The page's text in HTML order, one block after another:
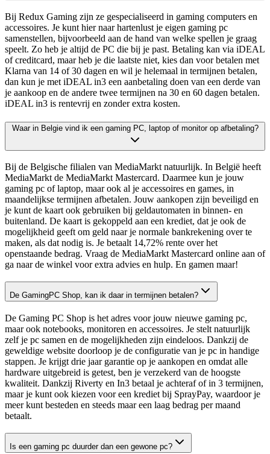
Bij Redux Gaming zijn ze gespecialiseerd in gaming computers en
accessoires. Je kunt hier naar hartenlust je eigen gaming pc
samenstellen, bijvoorbeeld aan de hand van welke spellen je graag
speelt. Zo heb je altijd de PC die bij je past. Betaling kan via iDEAL
of creditcard, maar heb je die laatste niet, kies dan voor betalen met
Klarna van 14 of 30 dagen en wil je helemaal in termijnen betalen,
dan kun je met iDEAL in3 een aanbetaling doen van een derde van
je aankoop en de andere twee termijnen na 30 en 60 dagen betalen.
iDEAL in3 is rentevrij en zonder extra kosten.
Waar in Belgie vind ik een gaming PC, laptop of monitor op afbetaling?
Bij de Belgische filialen van MediaMarkt natuurlijk. In België heeft
MediaMarkt de MediaMarkt Mastercard. Daarmee kun je jouw
gaming pc of laptop, maar ook al je accessoires en games, in
maandelijkse termijnen afbetalen. Jouw aankopen zijn beveiligd en
je kunt de kaart ook gebruiken bij geldautomaten in binnen- en
buitenland. De kaart is gekoppeld aan een krediet, dat je ook de
mogelijkheid geeft om geld naar je normale bankrekening over te
maken, als dat nodig is. Je betaalt 14,72% rente over het
openstaande bedrag. Vraag de MediaMarkt Mastercard online aan of
ga naar de winkel voor extra advies en hulp. En gamen maar!
De GamingPC Shop, kan ik daar in termijnen betalen?
De Gaming PC Shop is het adres voor jouw nieuwe gaming pc,
maar ook notebooks, monitoren en accessoires. Je stelt natuurlijk
zelf je pc samen en de mogelijkheden zijn eindeloos. Dankzij de
geweldige website doorloop je de configuratie van je pc in handige
stappen. Je krijgt drie jaar garantie op je aankopen en omdat alle
hardware uitgebreid is getest, ben je verzekerd van de hoogste
kwaliteit. Dankzij Riverty en In3 betaal je achteraf of in 3 termijnen,
maar je kunt ook kiezen voor een krediet bij SprayPay, waardoor je
meer kunt besteden en steeds maar een laag bedrag per maand
betaalt.
Is een gaming pc duurder dan een gewone pc?